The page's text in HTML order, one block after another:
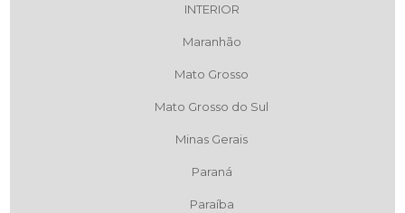
INTERIOR
Maranhão
Mato Grosso
Mato Grosso do Sul
Minas Gerais
Paraná
Paraíba